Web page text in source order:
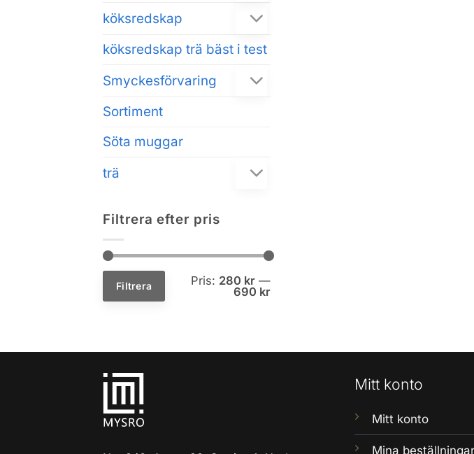
köksredskap
köksredskap trä bäst i test
Smyckesförvaring
Sortiment
Söta muggar
trä
Filtrera efter pris
Min
pris
Max
prisFiltrera Pris: 280 kr —
690 kr
Mitt konto
Mitt konto
Mina beställningar